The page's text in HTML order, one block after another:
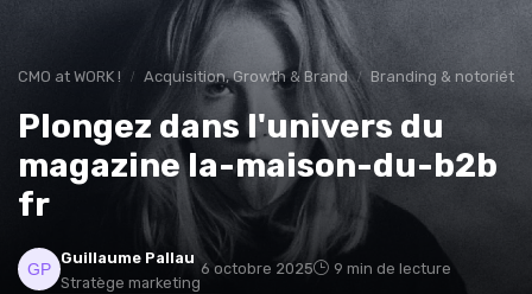
CMO at WORK ! Acquisition, Growth & Brand Branding & notoriété
Plongez dans l'univers du
magazine la-maison-du-b2b
fr
Guillaume Pallau
Stratège marketing
6 octobre 2025 9 min de lecture